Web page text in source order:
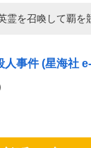
霊を召喚して覇
事件 (星海社